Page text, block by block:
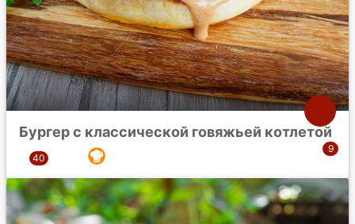
Бургер с классической говяжьей котлетой